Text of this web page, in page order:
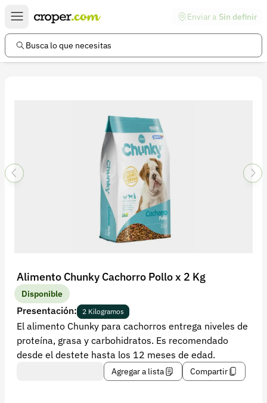
Enviar a Sin definir
Busca lo que necesitas
Alimento Chunky Cachorro Pollo x 2 Kg
Disponible
Presentación: 2 Kilogramos
El alimento Chunky para cachorros entrega niveles de
proteína, grasa y carbohidratos. Es recomendado
desde el destete hasta los 12 meses de edad.
Agregar a lista Compartir
Enlaces de interés
Preguntas frecuentes
Política de devoluciones
Política de privacidad
Recuperar contraseña
Contacto
Soporte
+57 323 2931928